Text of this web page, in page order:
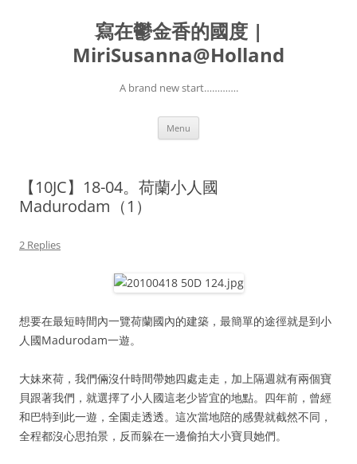
寫在鬱金香的國度 |
MiriSusanna@Holland
A brand new start………….
Menu
【10JC】18-04。荷蘭小人國
Madurodam（1）
2 Replies
想要在最短時間內一覽荷蘭國內的建築，最簡單的途徑就是到小
人國Madurodam一遊。
大妹來荷，我們倆沒什時間帶她四處走走，加上隔週就有兩個寶
貝跟著我們，就選擇了小人國這老少皆宜的地點。四年前，曾經
和巴特到此一遊，全園走透透。這次當地陪的感覺就截然不同，
全程都沒心思拍景，反而躲在一邊偷拍大小寶貝她們。